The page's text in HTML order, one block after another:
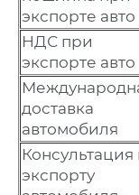
экспорте авто
НДС при
экспорте авто
доставка
автомобиля
Консультация
экспорту